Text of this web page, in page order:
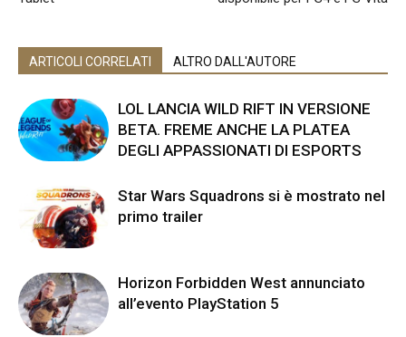
ARTICOLI CORRELATI ALTRO DALL'AUTORE
LOL LANCIA WILD RIFT IN VERSIONE
BETA. FREME ANCHE LA PLATEA
DEGLI APPASSIONATI DI ESPORTS
Star Wars Squadrons si è mostrato nel
primo trailer
Horizon Forbidden West annunciato
all’evento PlayStation 5